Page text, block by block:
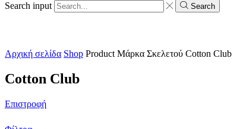
Search input Search
Αρχική σελίδα Shop Product Μάρκα Σκελετού Cotton Club
Cotton Club
Επιστροφή